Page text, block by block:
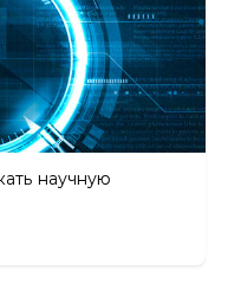
научную